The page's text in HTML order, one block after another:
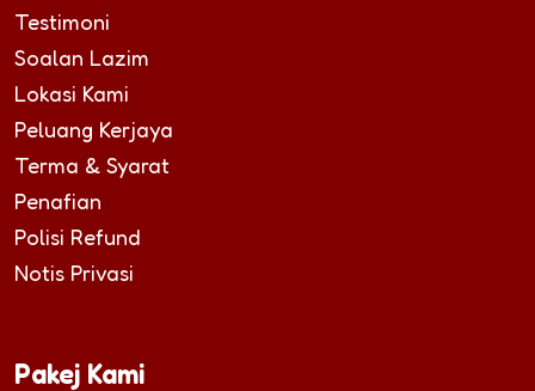
Testimoni
Soalan Lazim
Lokasi Kami
Peluang Kerjaya
Terma & Syarat
Penafian
Polisi Refund
Notis Privasi
Pakej Kami